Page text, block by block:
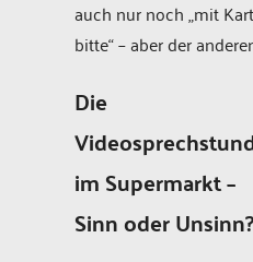
auch nur noch „mit
bitte“ – aber der
Die
im Supermarkt –
Sinn oder Unsinn?